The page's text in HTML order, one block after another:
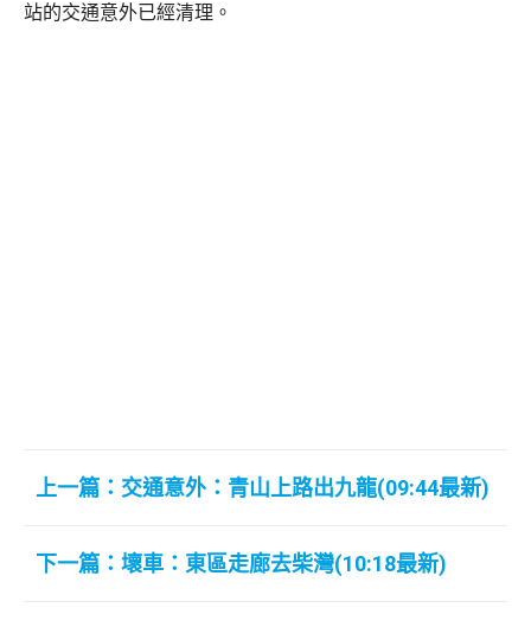
站的交通意外已經清理。
上一篇：交通意外：青山上路出九龍(09:44最新)
下一篇：壞車：東區走廊去柴灣(10:18最新)